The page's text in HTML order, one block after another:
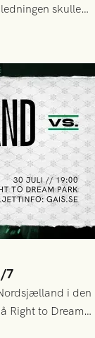
skulle
mark visade
tog slut.
7
i den
Right to Dream
ut följande